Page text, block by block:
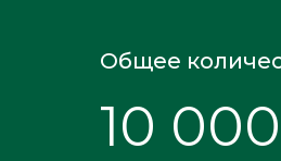
10
Общее